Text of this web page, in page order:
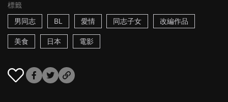
標籤
男同志
BL 愛情 同志子女 改編作品
美食 日本 電影